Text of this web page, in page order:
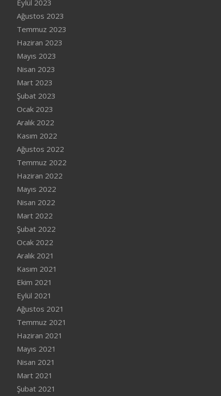
Eylül 2023
Ağustos 2023
Temmuz 2023
Haziran 2023
Mayıs 2023
Nisan 2023
Mart 2023
Şubat 2023
Ocak 2023
Aralık 2022
Kasım 2022
Ağustos 2022
Temmuz 2022
Haziran 2022
Mayıs 2022
Nisan 2022
Mart 2022
Şubat 2022
Ocak 2022
Aralık 2021
Kasım 2021
Ekim 2021
Eylül 2021
Ağustos 2021
Temmuz 2021
Haziran 2021
Mayıs 2021
Nisan 2021
Mart 2021
Şubat 2021